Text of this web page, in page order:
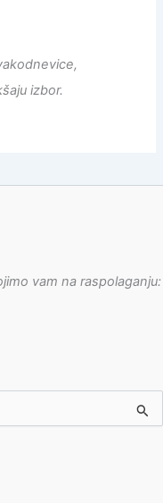
izbor.
vam na raspolaganju: